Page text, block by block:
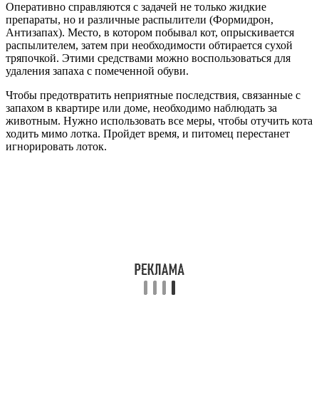
Оперативно справляются с задачей не только жидкие
препараты, но и различные распылители (Формидрон,
Антизапах). Место, в котором побывал кот, опрыскивается
распылителем, затем при необходимости обтирается сухой
тряпочкой. Этими средствами можно воспользоваться для
удаления запаха с помеченной обуви.
Чтобы предотвратить неприятные последствия, связанные с
запахом в квартире или доме, необходимо наблюдать за
животным. Нужно использовать все меры, чтобы отучить кота
ходить мимо лотка. Пройдет время, и питомец перестанет
игнорировать лоток.